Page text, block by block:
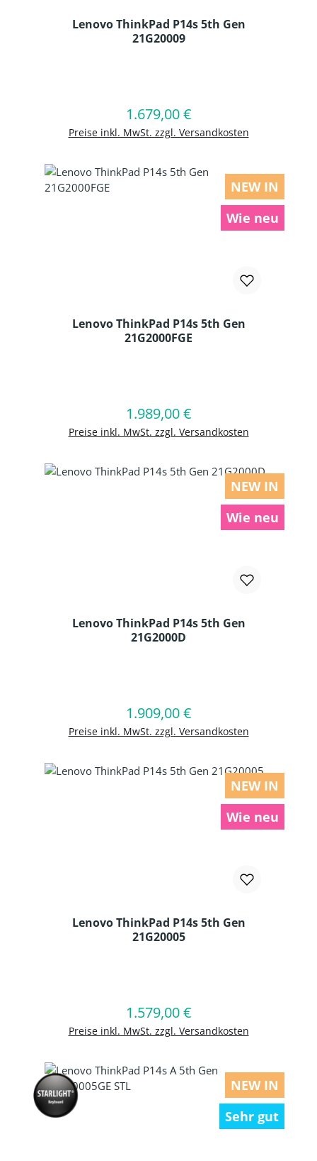
Lenovo ThinkPad P14s 5th Gen
21G20009
Regulärer Preis:
1.679,00 €
Preise inkl. MwSt. zzgl. Versandkosten
In den Warenkorb
NEW IN
Wie neu
Lenovo ThinkPad P14s 5th Gen
21G2000FGE
Regulärer Preis:
1.989,00 €
Preise inkl. MwSt. zzgl. Versandkosten
In den Warenkorb
NEW IN
Wie neu
Lenovo ThinkPad P14s 5th Gen
21G2000D
Regulärer Preis:
1.909,00 €
Preise inkl. MwSt. zzgl. Versandkosten
In den Warenkorb
NEW IN
Wie neu
Lenovo ThinkPad P14s 5th Gen
21G20005
Regulärer Preis:
1.579,00 €
Preise inkl. MwSt. zzgl. Versandkosten
In den Warenkorb
NEW IN
Sehr gut